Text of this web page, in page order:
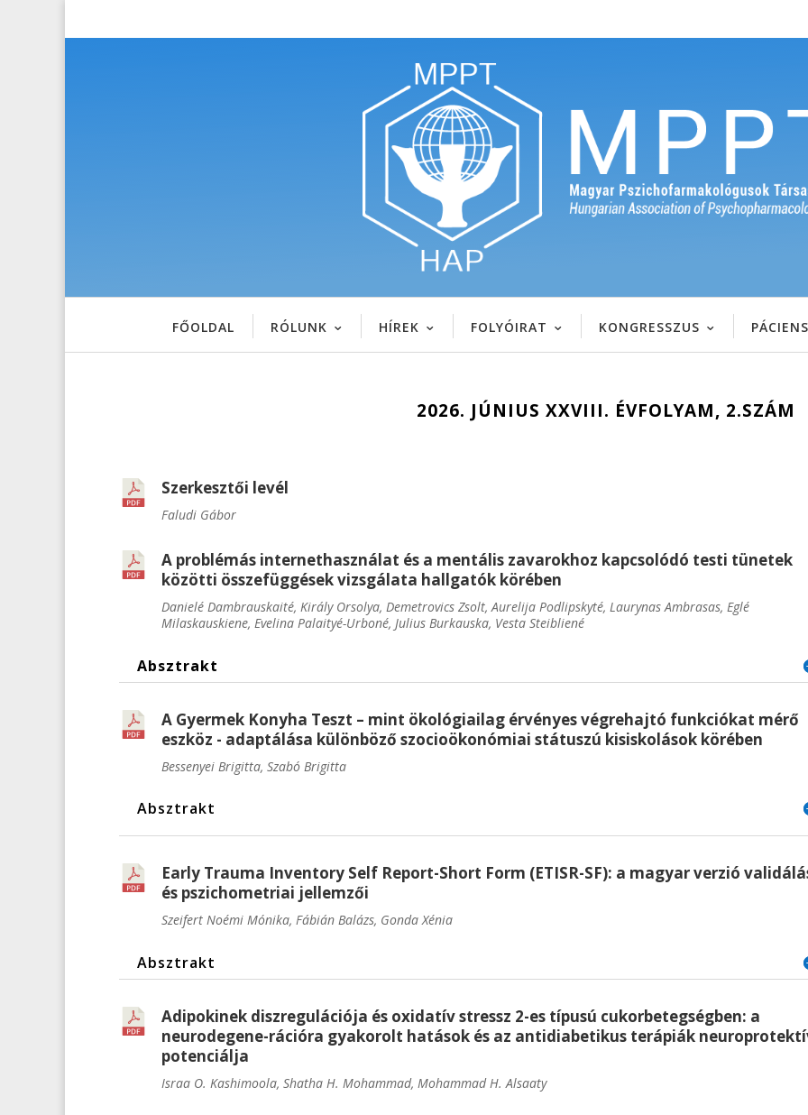
FŐOLDAL RÓLUNK HÍREK FOLYÓIRAT KONGRESSZUS
2026. JÚNIUS XXVIII. ÉVFOLYAM, 2.SZÁM
Szerkesztői levél
Faludi Gábor
A problémás internethasználat és a mentális zavarokhoz kapcsolódó testi tünetek
közötti összefüggések vizsgálata hallgatók körében
Danielé Dambrauskaité, Király Orsolya, Demetrovics Zsolt, Aurelija Podlipskyté, Laurynas Ambrasas, Eglé
Milaskauskiene, Evelina Palaityé-Urboné, Julius Burkauska, Vesta Steibliené
Absztrakt
A Gyermek Konyha Teszt – mint ökológiailag érvényes végrehajtó funkciókat mérő
eszköz - adaptálása különböző szocioökonómiai státuszú kisiskolások körében
Bessenyei Brigitta, Szabó Brigitta
Absztrakt
Early Trauma Inventory Self Report-Short Form (ETISR-SF): a magyar verzió
és pszichometriai jellemzői
Szeifert Noémi Mónika, Fábián Balázs, Gonda Xénia
Absztrakt
Adipokinek diszregulációja és oxidatív stressz 2-es típusú cukorbetegségben: a
neurodegene-rációra gyakorolt hatások és az antidiabetikus terápiák
potenciálja
Israa O. Kashimoola, Shatha H. Mohammad, Mohammad H. Alsaaty